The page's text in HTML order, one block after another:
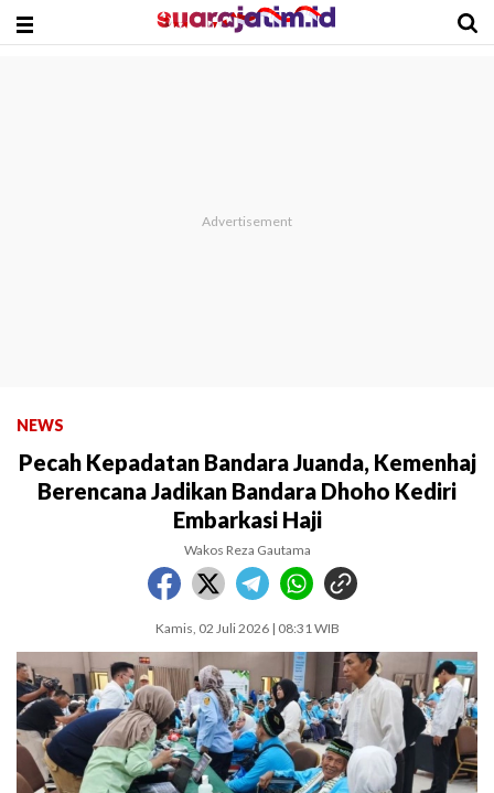
NEWS
Pecah Kepadatan Bandara Juanda, Kemenhaj
Berencana Jadikan Bandara Dhoho Kediri
Embarkasi Haji
Wakos Reza Gautama
Kamis, 02 Juli 2026 | 08:31 WIB